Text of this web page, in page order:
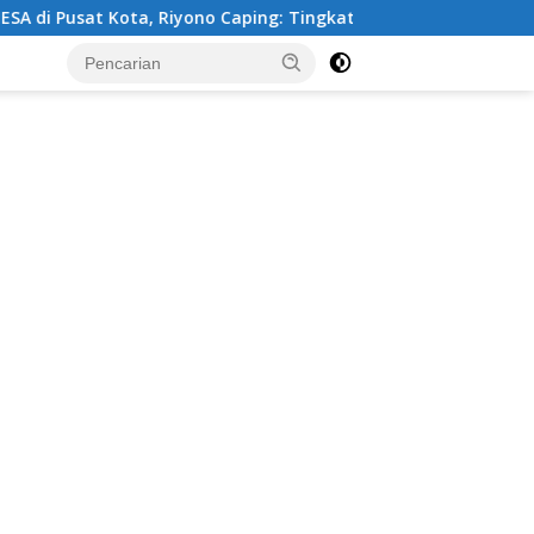
Caping: Tingkatkan SDM dan Gerakkan Ekonomi